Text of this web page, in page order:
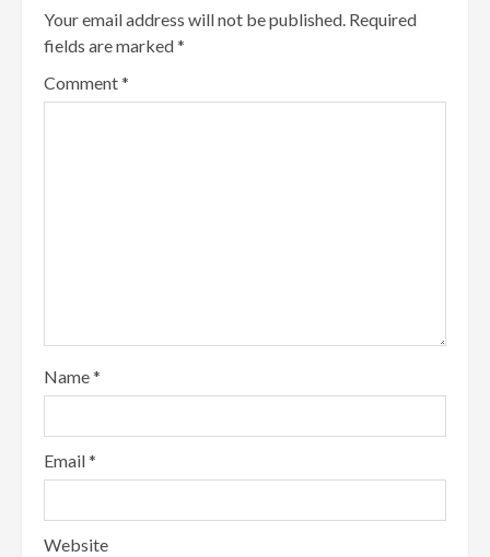
Your email address will not be published. Required
fields are marked*
Comment*
Name*
Email*
Website